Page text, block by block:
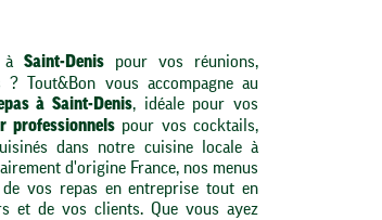
à Saint-Denispour vos réunions,
Tout&Bon vous accompagne au
à Saint-Denis, idéale pour vos
professionnelspour vos cocktails,
dans notre cuisine locale à
d'origine France, nos menus
vos repas en entreprise tout en
et de vos clients. Que vous ayez